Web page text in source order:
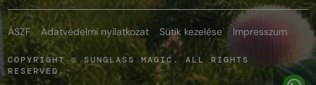
ÁSZF Adatvédelmi nyilatkozat Sütik kezelése Impresszum
COPYRIGHT © SUNGLASS MAGIC. ALL RIGHTS
RESERVED.